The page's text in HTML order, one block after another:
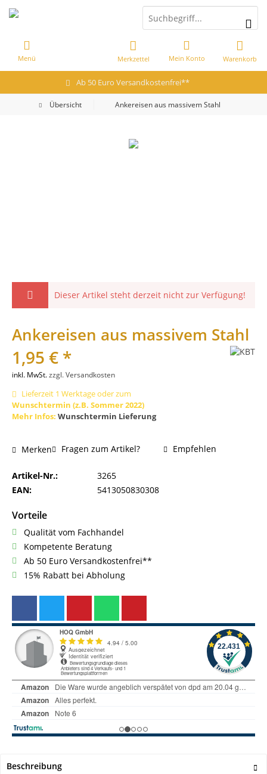
Ab 50 Euro Versandkostenfrei**
Warenkorb
Merkzettel Mein Konto
Menü
Übersicht Ankereisen aus massivem Stahl
Dieser Artikel steht derzeit nicht zur Verfügung!
Ankereisen aus massivem Stahl
1,95 € *
inkl. MwSt.zzgl. Versandkosten
Lieferzeit 1 Werktage oder zum
Wunschtermin (z.B. Sommer 2022)
Mehr Infos: Wunschtermin Lieferung
Merken Fragen zum Artikel? Empfehlen
Artikel-Nr.:
3265
EAN:
5413050830308
Vorteile
Qualität vom Fachhandel
Kompetente Beratung
Ab 50 Euro Versandkostenfrei**
15% Rabatt bei Abholung
Beschreibung